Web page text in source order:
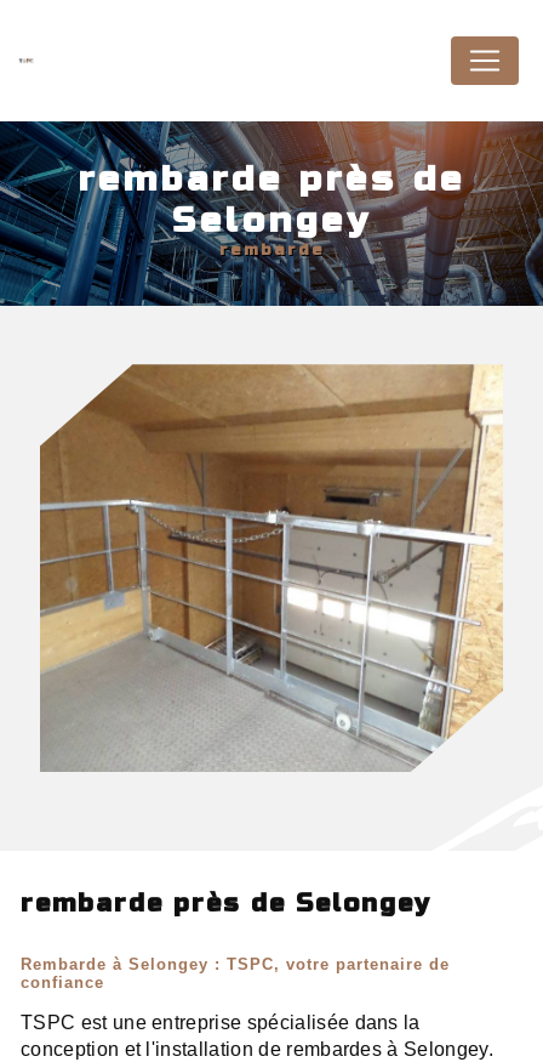
rembarde près de
Selongey
rembarde
rembarde près de Selongey
Rembarde à Selongey : TSPC, votre partenaire de
confiance
TSPC est une entreprise spécialisée dans la
conception et l'installation de rembardes à Selongey.